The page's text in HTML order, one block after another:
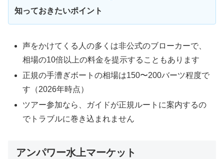
知っておきたいポイント
声をかけてくる人の多くは非公式のブローカーで、
相場の10倍以上の料金を提示することもあります
正規の手漕ぎボートの相場は150〜200バーツ程度で
す（2026年時点）
ツアー参加なら、ガイドが正規ルートに案内するの
でトラブルに巻き込まれません
アンパワー水上マーケット